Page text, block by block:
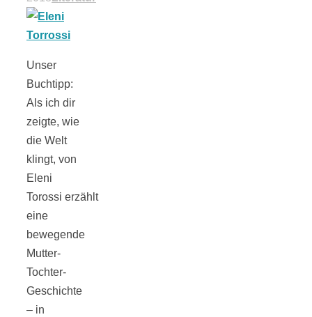
Unser
Buchtipp:
Als ich dir
zeigte, wie
die Welt
klingt, von
Eleni
Torossi erzählt
eine
bewegende
Mutter-
Tochter-
Geschichte
– in